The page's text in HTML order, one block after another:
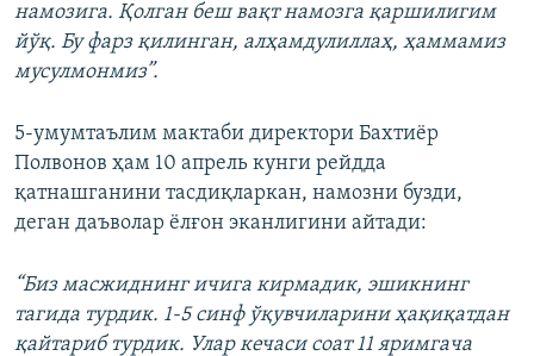
намозига. Қолган беш вақт намозга қаршилигим
йўқ. Бу фарз қилинган, алҳамдулиллаҳ, ҳаммамиз
мусулмонмиз”.
5-умумтаълим мактаби директори Бахтиёр
Полвонов ҳам 10 апрель кунги рейдда
қатнашганини тасдиқларкан, намозни бузди,
деган даъволар ёлғон эканлигини айтади:
“Биз масжиднинг ичига кирмадик, эшикнинг
тагида турдик. 1-5 синф ўқувчиларини ҳақиқатдан
қайтариб турдик. Улар кечаси соат 11 яримгача